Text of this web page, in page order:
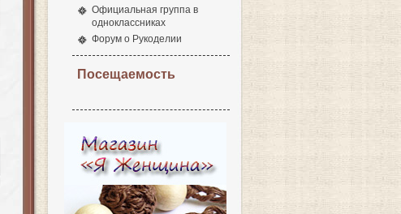
Официальная группа в
одноклассниках
Форум о Рукоделии
Посещаемость